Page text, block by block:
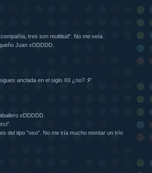
tres son multitud". No me veía
Juan xDDDDD.
anclada en el siglo XII ¿no? :P
xDDDDD.
del tipo "oso". No me iría mucho montar un trío